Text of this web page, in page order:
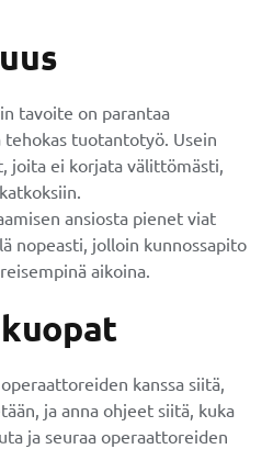
tavoite on parantaa
tuotantotyö. Usein
joita ei korjata välittömästi,
ansiosta pienet viat
nopeasti, jolloin kunnossapito
aikoina.
kanssa siitä,
ja anna ohjeet siitä, kuka
ja seuraa operaattoreiden